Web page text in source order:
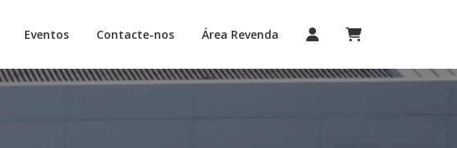
Eventos Contacte-nos Área Revenda